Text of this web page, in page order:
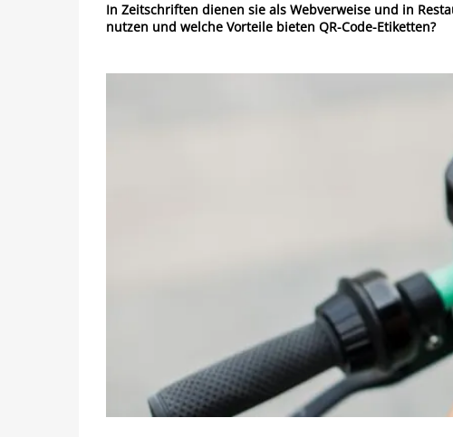
In Zeitschriften dienen sie als Webverweise und in
nutzen und welche Vorteile bieten QR-Code-Etiketten?